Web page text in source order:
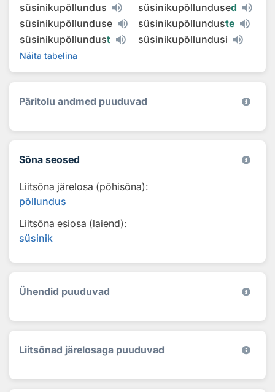
süsinikupõllundus süsinikupõllundused
süsinikupõllunduse
süsinikupõllunduste
süsinikupõllundust süsinikupõllundusi
Näita tabelina
Päritolu andmed puuduvad
Sõna seosed
Liitsõna järelosa (põhisõna):
põllundus
Liitsõna esiosa (laiend):
süsinik
Ühendid puuduvad
Liitsõnad järelosaga puuduvad